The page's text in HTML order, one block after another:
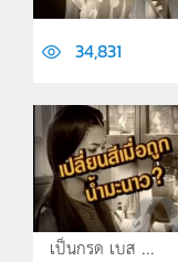
34,831
เป็นกรด เบส ...